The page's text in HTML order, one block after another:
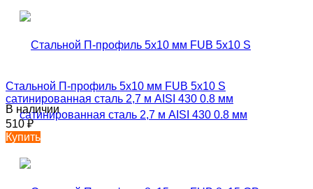
Стальной П-профиль 5х10 мм FUB 5х10 S
сатинированная сталь 2,7 м AISI 430 0.8 мм
В наличии
510₽
Купить